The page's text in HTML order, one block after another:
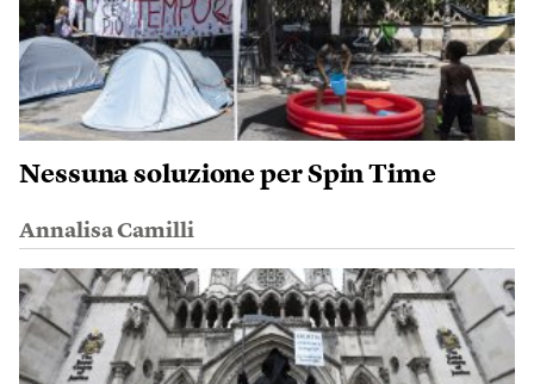
Nessuna soluzione per Spin Time
Annalisa Camilli